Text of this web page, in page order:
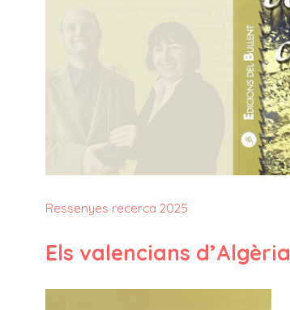
Ressenyes recerca 2025
Els valencians d’Algèria